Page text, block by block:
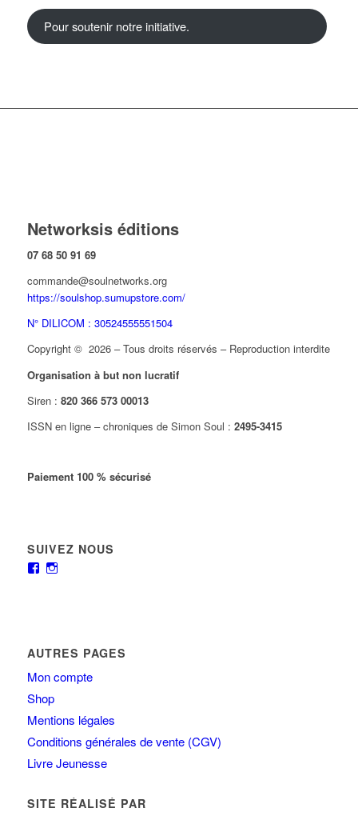
Pour soutenir notre initiative.
Networksis éditions
07 68 50 91 69
commande@soulnetworks.org
https://soulshop.sumupstore.com/
N° DILICOM : 30524555551504
Copyright © 2026 – Tous droits réservés – Reproduction interdite
Organisation à but non lucratif
Siren : 820 366 573 00013
ISSN en ligne – chroniques de Simon Soul : 2495-3415
Paiement 100 % sécurisé
SUIVEZ NOUS
AUTRES PAGES
Mon compte
Shop
Mentions légales
Conditions générales de vente (CGV)
Livre Jeunesse
SITE RÉALISÉ PAR